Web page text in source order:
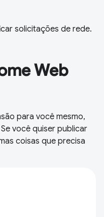
solicitações de rede.
Web
para você mesmo,
Se você quiser publicar
coisas que precisa